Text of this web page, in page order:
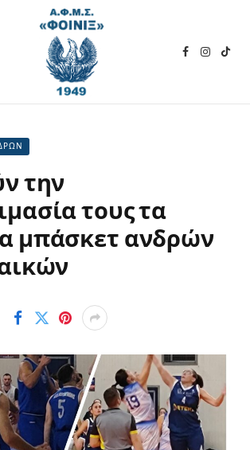
Facebook
την
τους τα
μπάσκετ ανδρών